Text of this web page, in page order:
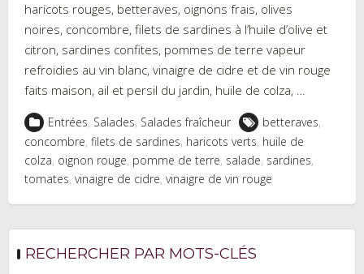
haricots rouges, betteraves, oignons frais, olives
noires, concombre, filets de sardines à l’huile d’olive et
citron, sardines confites, pommes de terre vapeur
refroidies au vin blanc, vinaigre de cidre et de vin rouge
faits maison, ail et persil du jardin, huile de colza, …
Entrées, Salades, Salades fraîcheur betteraves,
concombre, filets de sardines, haricots verts, huile de
colza, oignon rouge, pomme de terre, salade, sardines,
tomates, vinaigre de cidre, vinaigre de vin rouge
RECHERCHER PAR MOTS-CLÉS